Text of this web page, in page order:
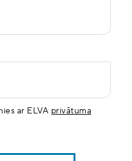
ar ELVA privātuma